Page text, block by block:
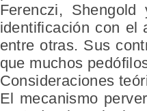
Ferenczi,
identificación con el
entre otras. Sus
que muchos
Consideraciones
El mecanismo